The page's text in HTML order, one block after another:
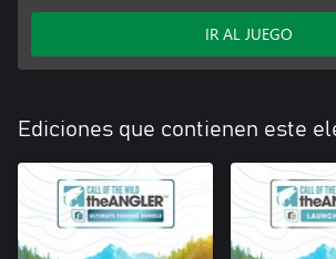
IR AL JUEGO
Ediciones que contienen este